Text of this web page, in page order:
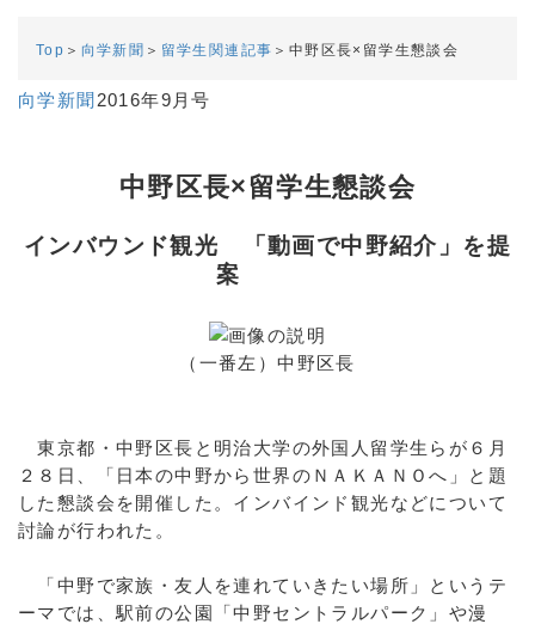
Top ＞ 向学新聞 ＞ 留学生関連記事 ＞中野区長×留学生懇談会
向学新聞 2016年9月号
中野区長×留学生懇談会
インバウンド観光 「動画で中野紹介」を提
案
（一番左）中野区長
東京都・中野区長と明治大学の外国人留学生らが６月
２８日、「日本の中野から世界のＮＡＫＡＮＯへ」と題
した懇談会を開催した。インバインド観光などについて
討論が行われた。
「中野で家族・友人を連れていきたい場所」というテ
ーマでは、駅前の公園「中野セントラルパーク」や漫